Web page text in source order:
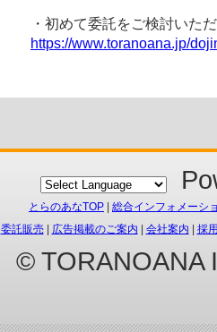
・初めて委託をご検討いた
https://www.toranoana.jp/
とらのあなTOP
総合インフォメーシ
委託販売| 広告掲載のご案内 会社案内 採
© TORANOANA